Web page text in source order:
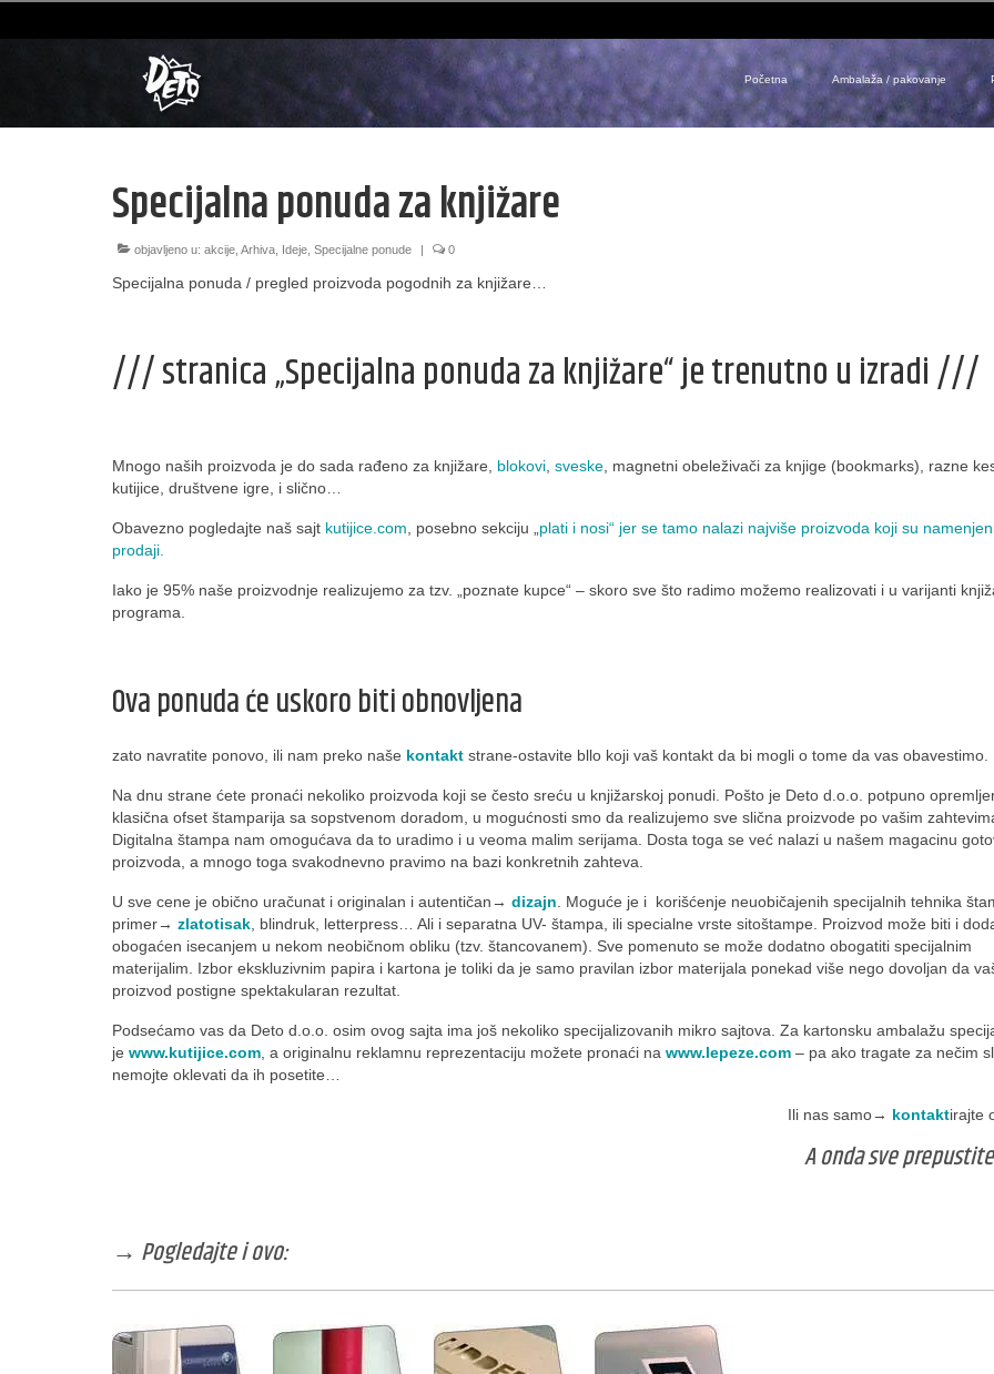
Početna Ambalaža / pakovanje
Specijalna ponuda za knjižare
objavljeno u: akcije Arhiva Ideje Specijalne ponude | 0
Specijalna ponuda / pregled proizvoda pogodnih za knjižare…
/// stranica „Specijalna ponuda za knjižare“ je trenutno u izradi ///
Mnogo naših proizvoda je do sada rađeno za knjižare, blokovi sveske , magnetni obeleživači za knjige (bookmarks), razne
kutijice, društvene igre, i slično…
Obavezno pogledajte naš sajt kutijice.com , posebno sekciju „ plati i nosi“ jer se tamo nalazi najviše proizvoda koji su
prodaji.
Iako je 95% naše proizvodnje realizujemo za tzv. „poznate kupce“ – skoro sve što radimo možemo realizovati i u varijanti
programa.
Ova ponuda će uskoro biti obnovljena
zato navratite ponovo, ili nam preko naše kontakt strane-ostavite bllo koji vaš kontakt da bi mogli o tome da vas obavestimo.
Na dnu strane ćete pronaći nekoliko proizvoda koji se često sreću u knjižarskoj ponudi. Pošto je Deto d.o.o. potpuno
klasična ofset štamparija sa sopstvenom doradom, u mogućnosti smo da realizujemo sve slična proizvode po vašim
Digitalna štampa nam omogućava da to uradimo i u veoma malim serijama. Dosta toga se već nalazi u našem magacinu
proizvoda, a mnogo toga svakodnevno pravimo na bazi konkretnih zahteva.
U sve cene je obično uračunat i originalan i autentičan→ dizajn . Moguće je i korišćenje neuobičajenih specijalnih tehnika
primer→ zlatotisak , blindruk, letterpress… Ali i separatna UV- štampa, ili specialne vrste sitoštampe. Proizvod može biti i
obogaćen isecanjem u nekom neobičnom obliku (tzv. štancovanem). Sve pomenuto se može dodatno obogatiti specijalnim
materijalim. Izbor ekskluzivnim papira i kartona je toliki da je samo pravilan izbor materijala ponekad više nego dovoljan da
proizvod postigne spektakularan rezultat.
Podsećamo vas da Deto d.o.o. osim ovog sajta ima još nekoliko specijalizovanih mikro sajtova. Za kartonsku ambalažu
je www.kutijice.com , a originalnu reklamnu reprezentaciju možete pronaći na www.lepeze.com – pa ako tragate za nečim
nemojte oklevati da ih posetite…
Ili nas samo→ kontaktirajte
A onda sve
→ Pogledajte i ovo: